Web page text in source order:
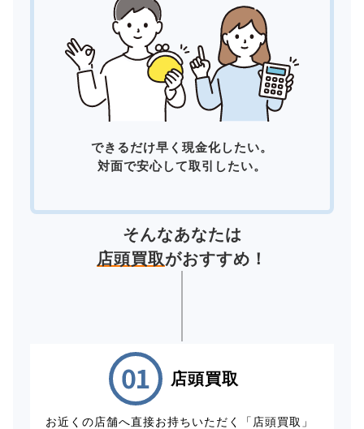
できるだけ早く現金化したい。
対面で安心して取引したい。
そんなあなたは
店頭買取がおすすめ！
店頭買取
お近くの店舗へ直接お持ちいただく「店頭買取」